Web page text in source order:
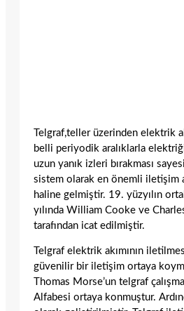
Telgraf,teller üzerinden elektrik
belli periyodik aralıklarla
uzun yanık izleri bırakması
sistem olarak en önemli iletişim
haline gelmiştir. 19. yüzyılın
yılında William Cooke ve
tarafından icat edilmiştir.
Telgraf elektrik akımının
güvenilir bir iletişim ortaya
Thomas Morse’un telgraf
Alfabesi ortaya konmuştur.